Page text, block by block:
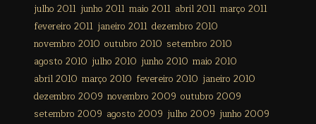
julho 2011 junho 2011 maio 2011 abril 2011 março 2011
fevereiro 2011 janeiro 2011 dezembro 2010
novembro 2010 outubro 2010 setembro 2010
agosto 2010 julho 2010 junho 2010 maio 2010
abril 2010 março 2010 fevereiro 2010 janeiro 2010
dezembro 2009 novembro 2009 outubro 2009
setembro 2009 agosto 2009 julho 2009 junho 2009